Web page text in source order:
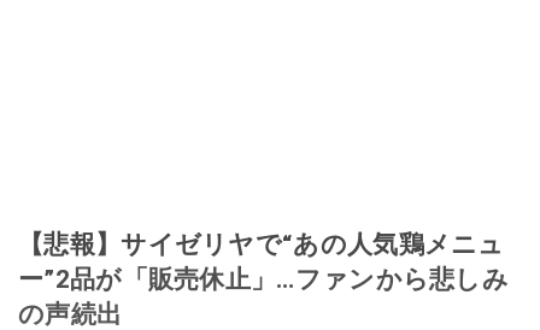
【悲報】サイゼリヤで“あの人気鶏メニュ
ー”2品が「販売休止」…ファンから悲しみ
の声続出